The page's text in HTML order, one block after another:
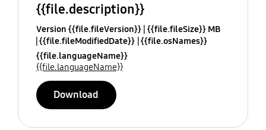
{{file.description}}
Version {{file.fileVersion}} {{file.fileSize}} MB
{{file.fileModifiedDate}} {{file.osNames}}
{{file.languageName}}
{{file.languageName}}
Download